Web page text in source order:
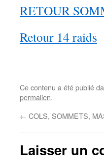
RETOUR
Retour 14 raids
Ce contenu a été publié
permalien.
← COLS, SOMMETS,
Laisser un